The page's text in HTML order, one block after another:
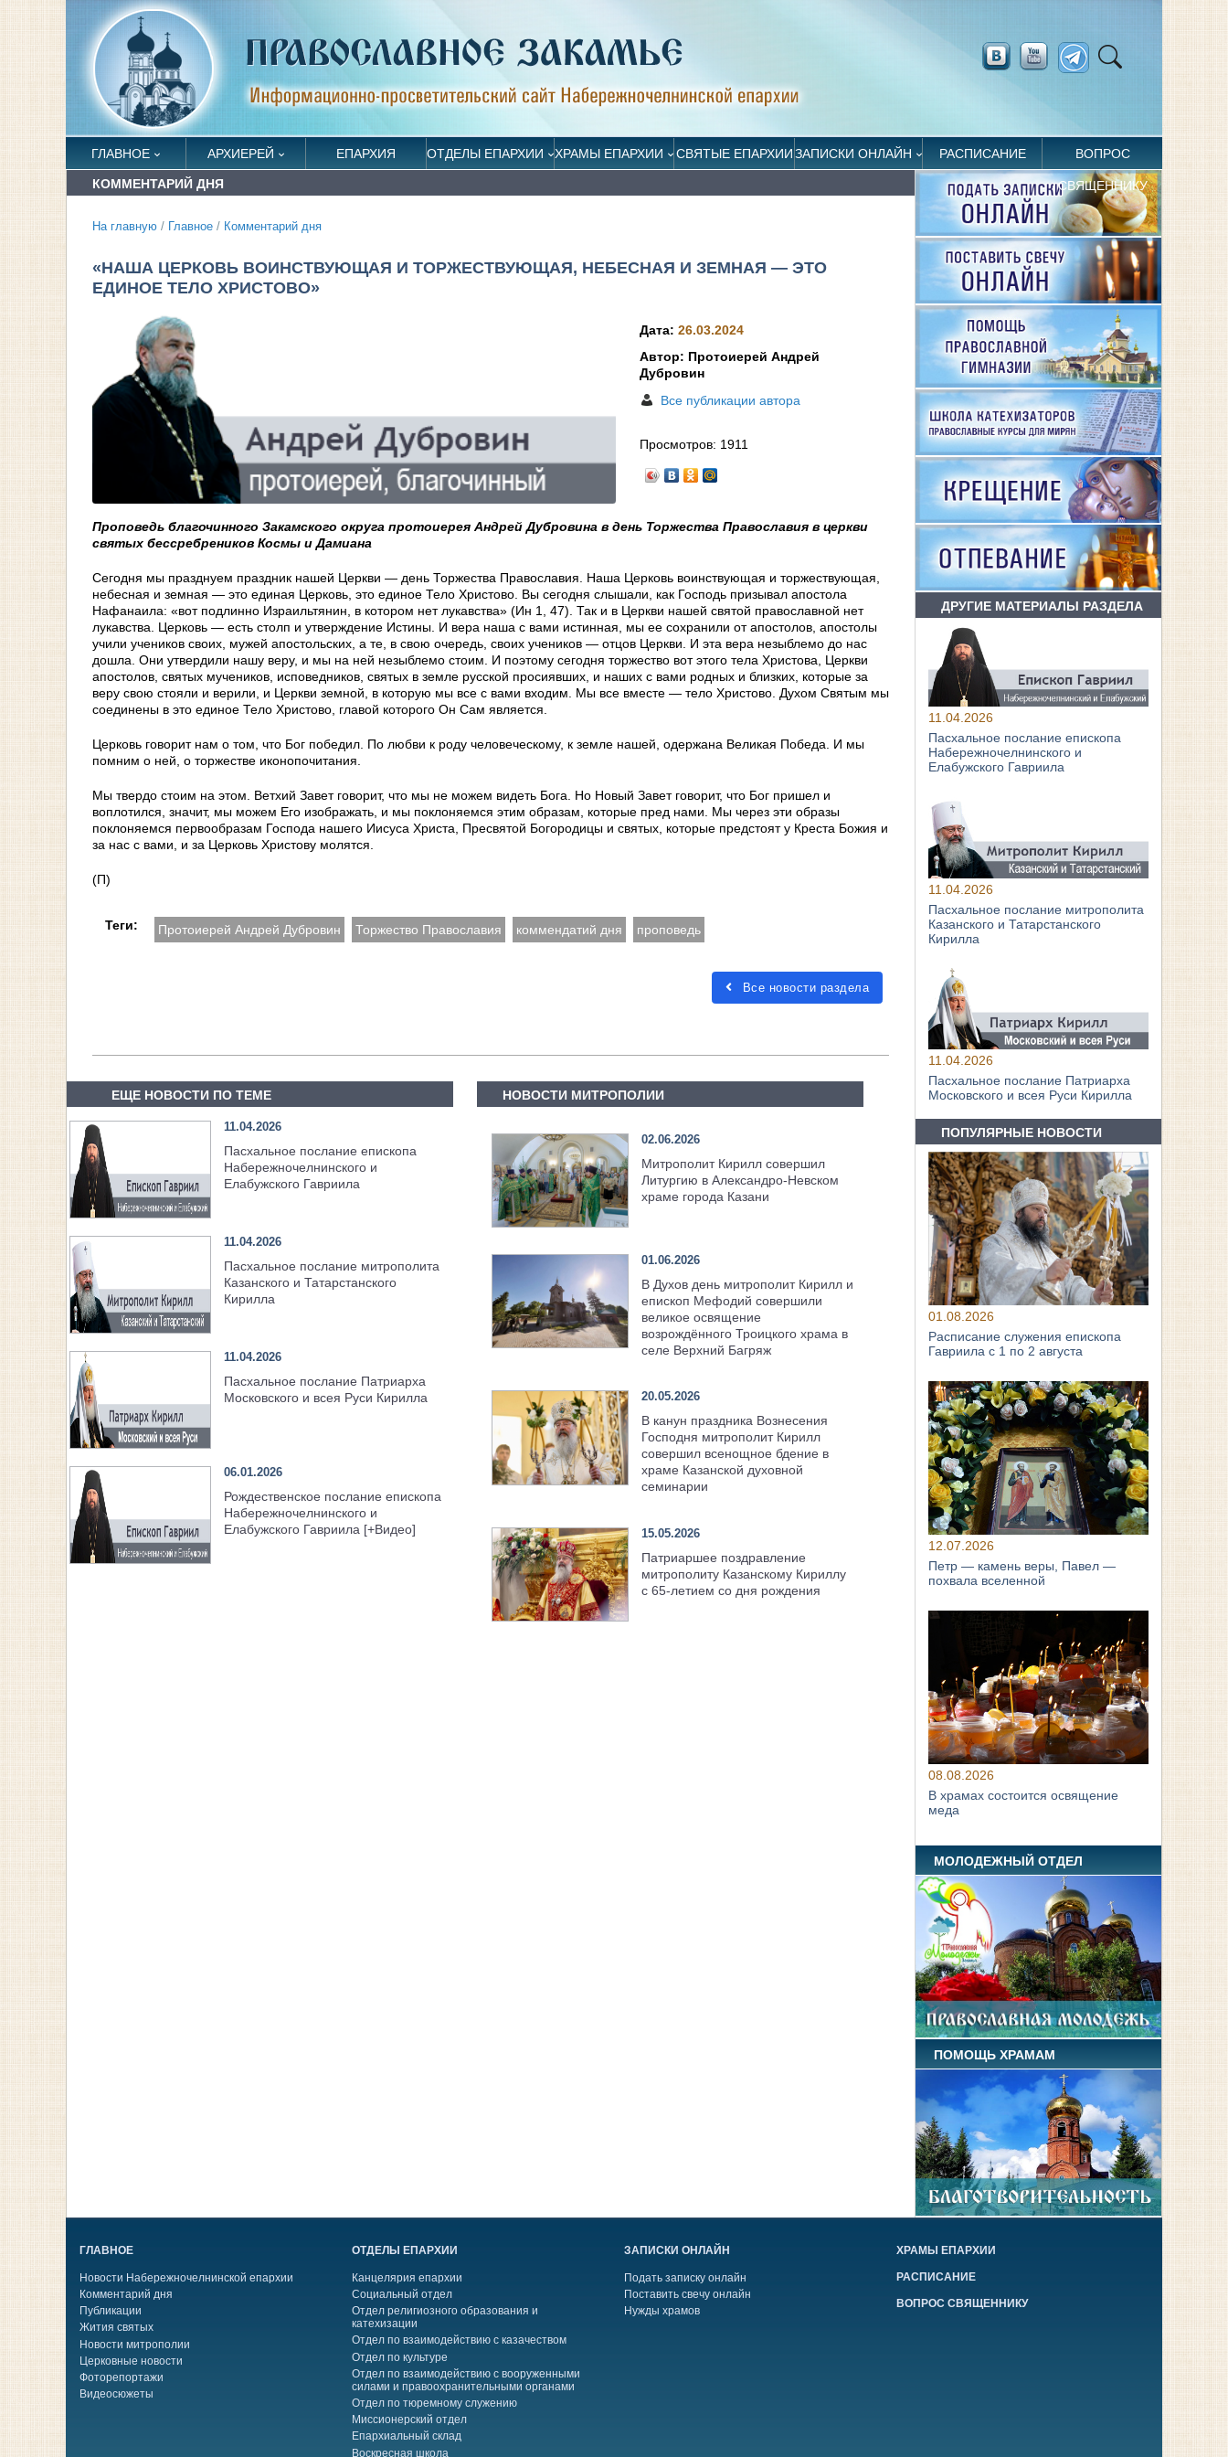
ГЛАВНОЕ АРХИЕРЕЙ ЕПАРХИЯ ОТДЕЛЫ ЕПАРХИИ ХРАМЫ ЕПАРХИИ СВЯТЫЕ ЕПАРХИИЗАПИСКИ ОНЛАЙН РАСПИСАНИЕ ВОПРОС
СВЯЩЕННИКУ
КОММЕНТАРИЙ ДНЯ
На главную / Главное / Комментарий дня
«НАША ЦЕРКОВЬ ВОИНСТВУЮЩАЯ И ТОРЖЕСТВУЮЩАЯ, НЕБЕСНАЯ И ЗЕМНАЯ — ЭТО
ЕДИНОЕ ТЕЛО ХРИСТОВО»
Дата:26.03.2024
Автор: Протоиерей Андрей
Дубровин
Все публикации автора
Просмотров: 1911
Проповедь благочинного Закамского округа протоиерея Андрей Дубровина в день Торжества Православия в церкви
святых бессребреников Космы и Дамиана
Сегодня мы празднуем праздник нашей Церкви — день Торжества Православия. Наша Церковь воинствующая и торжествующая,
небесная и земная — это единая Церковь, это единое Тело Христово. Вы сегодня слышали, как Господь призывал апостола
Нафанаила: «вот подлинно Израильтянин, в котором нет лукавства» (Ин 1, 47). Так и в Церкви нашей святой православной нет
лукавства. Церковь — есть столп и утверждение Истины. И вера наша с вами истинная, мы ее сохранили от апостолов, апостолы
учили учеников своих, мужей апостольских, а те, в свою очередь, своих учеников — отцов Церкви. И эта вера незыблемо до нас
дошла. Они утвердили нашу веру, и мы на ней незыблемо стоим. И поэтому сегодня торжество вот этого тела Христова, Церкви
апостолов, святых мучеников, исповедников, святых в земле русской просиявших, и наших с вами родных и близких, которые за
веру свою стояли и верили, и Церкви земной, в которую мы все с вами входим. Мы все вместе — тело Христово. Духом Святым мы
соединены в это единое Тело Христово, главой которого Он Сам является.
Церковь говорит нам о том, что Бог победил. По любви к роду человеческому, к земле нашей, одержана Великая Победа. И мы
помним о ней, о торжестве иконопочитания.
Мы твердо стоим на этом. Ветхий Завет говорит, что мы не можем видеть Бога. Но Новый Завет говорит, что Бог пришел и
воплотился, значит, мы можем Его изображать, и мы поклоняемся этим образам, которые пред нами. Мы через эти образы
поклоняемся первообразам Господа нашего Иисуса Христа, Пресвятой Богородицы и святых, которые предстоят у Креста Божия и
за нас с вами, и за Церковь Христову молятся.
(П)
Теги: Протоиерей Андрей Дубровин Торжество Православия коммендатий дня проповедь
Все новости раздела
ЕЩЕ НОВОСТИ ПО ТЕМЕ
11.04.2026
Пасхальное послание епископа
Набережночелнинского и
Елабужского Гавриила
11.04.2026
Пасхальное послание митрополита
Казанского и Татарстанского
Кирилла
11.04.2026
Пасхальное послание Патриарха
Московского и всея Руси Кирилла
06.01.2026
Рождественское послание епископа
Набережночелнинского и
Елабужского Гавриила [+Видео]
НОВОСТИ МИТРОПОЛИИ
02.06.2026
Митрополит Кирилл совершил
Литургию в Александро-Невском
храме города Казани
01.06.2026
В Духов день митрополит Кирилл и
епископ Мефодий совершили
великое освящение
возрождённого Троицкого храма в
селе Верхний Багряж
20.05.2026
В канун праздника Вознесения
Господня митрополит Кирилл
совершил всенощное бдение в
храме Казанской духовной
семинарии
15.05.2026
Патриаршее поздравление
митрополиту Казанскому Кириллу
с 65-летием со дня рождения
ДРУГИЕ МАТЕРИАЛЫ РАЗДЕЛА
11.04.2026
Пасхальное послание епископа
Набережночелнинского и
Елабужского Гавриила
11.04.2026
Пасхальное послание митрополита
Казанского и Татарстанского
Кирилла
11.04.2026
Пасхальное послание Патриарха
Московского и всея Руси Кирилла
ПОПУЛЯРНЫЕ НОВОСТИ
01.08.2026
Расписание служения епископа
Гавриила с 1 по 2 августа
12.07.2026
Петр — камень веры, Павел —
похвала вселенной
08.08.2026
В храмах состоится освящение
меда
МОЛОДЕЖНЫЙ ОТДЕЛ
ПОМОЩЬ ХРАМАМ
ГЛАВНОЕ
Новости Набережночелнинской епархии
Комментарий дня
Публикации
Жития святых
Новости митрополии
Церковные новости
Фоторепортажи
Видеосюжеты
ОТДЕЛЫ ЕПАРХИИ
Канцелярия епархии
Социальный отдел
Отдел религиозного образования и
катехизации
Отдел по взаимодействию с казачеством
Отдел по культуре
Отдел по взаимодействию с вооруженными
силами и правоохранительными органами
Отдел по тюремному служению
Миссионерский отдел
Епархиальный склад
Воскресная школа
ЗАПИСКИ ОНЛАЙН
Подать записку онлайн
Поставить свечу онлайн
Нужды храмов
ХРАМЫ ЕПАРХИИ
РАСПИСАНИЕ
ВОПРОС СВЯЩЕННИКУ